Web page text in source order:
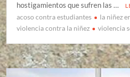
hostigamientos que sufren las …
acoso contra estudiantes
la niñez
violencia contra la niñez
violencia